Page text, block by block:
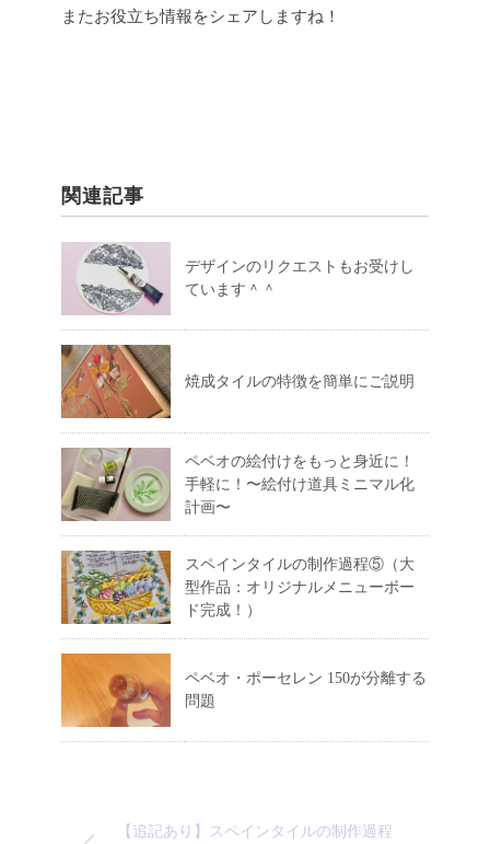
またお役立ち情報をシェアしますね！
関連記事
デザインのリクエストもお受けし
ています＾＾
焼成タイルの特徴を簡単にご説明
ペベオの絵付けをもっと身近に！
手軽に！〜絵付け道具ミニマル化
計画〜
スペインタイルの制作過程⑤（大
型作品：オリジナルメニューボー
ド完成！）
ペベオ・ポーセレン 150が分離する
問題
【追記あり】スペインタイルの制作過程